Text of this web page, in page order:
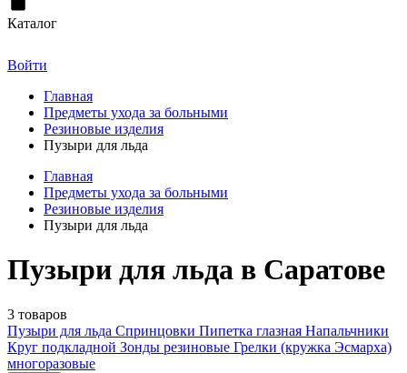
Каталог
Войти
Главная
Предметы ухода за больными
Резиновые изделия
Пузыри для льда
Главная
Предметы ухода за больными
Резиновые изделия
Пузыри для льда
Пузыри для льда в Саратове
3 товаров
Пузыри для льда Спринцовки Пипетка глазная Напальчники
Круг подкладной Зонды резиновые Грелки (кружка Эсмарха)
многоразовые